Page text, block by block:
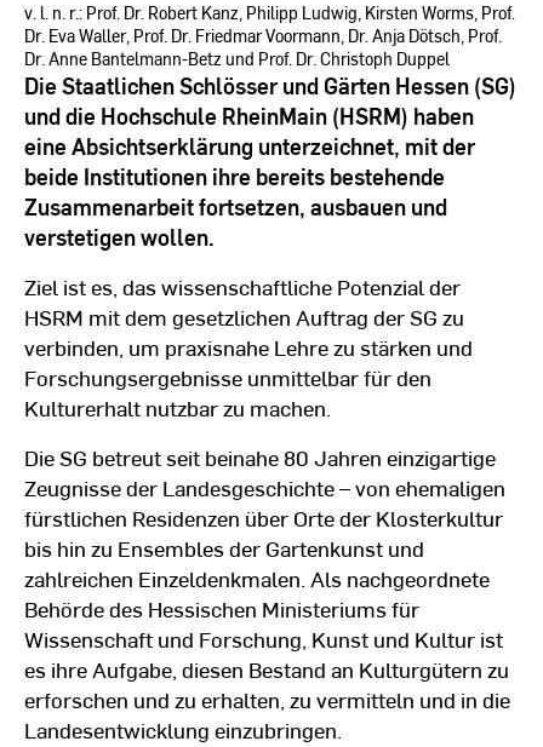
v. l. n. r.: Prof. Dr. Robert Kanz, Philipp Ludwig, Kirsten Worms, Prof.
Dr. Eva Waller, Prof. Dr. Friedmar Voormann, Dr. Anja Dötsch, Prof.
Dr. Anne Bantelmann-Betz und Prof. Dr. Christoph Duppel
Die Staatlichen Schlösser und Gärten Hessen (SG)
und die Hochschule RheinMain (HSRM) haben
eine Absichtserklärung unterzeichnet, mit der
beide Institutionen ihre bereits bestehende
Zusammenarbeit fortsetzen, ausbauen und
verstetigen wollen.
Ziel ist es, das wissenschaftliche Potenzial der
HSRM mit dem gesetzlichen Auftrag der SG zu
verbinden, um praxisnahe Lehre zu stärken und
Forschungsergebnisse unmittelbar für den
Kulturerhalt nutzbar zu machen.
Die SG betreut seit beinahe 80 Jahren einzigartige
Zeugnisse der Landesgeschichte – von ehemaligen
fürstlichen Residenzen über Orte der Klosterkultur
bis hin zu Ensembles der Gartenkunst und
zahlreichen Einzeldenkmalen. Als nachgeordnete
Behörde des Hessischen Ministeriums für
Wissenschaft und Forschung, Kunst und Kultur ist
es ihre Aufgabe, diesen Bestand an Kulturgütern zu
erforschen und zu erhalten, zu vermitteln und in die
Landesentwicklung einzubringen.